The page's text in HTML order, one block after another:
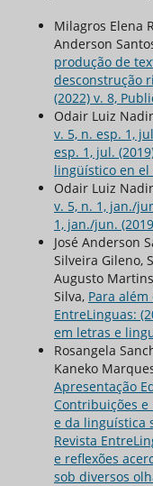
Milagros Elena
Anderson
produção de
desconstrução
(2022) v. 8,
Odair Luiz
v. 5, n. esp. 1,
esp. 1, jul.
lingüístico en el
Odair Luiz
v. 5, n. 1, jan./
1, jan./jun.
José Anderson
Silveira Gileno,
Augusto
Silva, Para
EntreLinguas:
em letras e
Rosangela
Kaneko
Apresentação
Contribuições
e da linguística
Revista
e reflexões
sob diversos